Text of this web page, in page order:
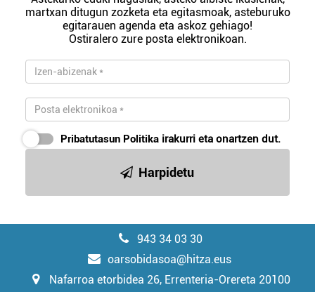
martxan ditugun zozketa eta egitasmoak, asteburuko
egitarauen agenda eta askoz gehiago!
Ostiralero zure posta elektronikoan.
Pribatutasun Politika irakurri eta onartzen dut.
Harpidetu
943 34 03 30
oarsobidasoa@hitza.eus
Nafarroa etorbidea 26, Errenteria-Orereta 20100